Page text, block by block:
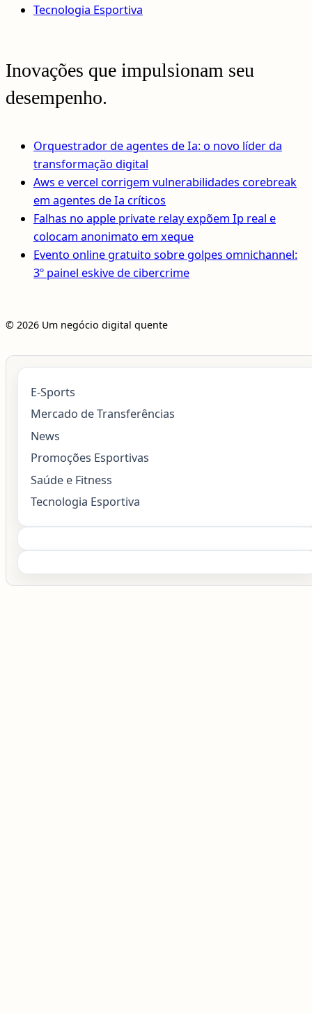
Tecnologia Esportiva
Inovações que impulsionam seu
desempenho.
Orquestrador de agentes de Ia: o novo líder da
transformação digital
Aws e vercel corrigem vulnerabilidades corebreak
em agentes de Ia críticos
Falhas no apple private relay expõem Ip real e
colocam anonimato em xeque
Evento online gratuito sobre golpes omnichannel:
3º painel eskive de cibercrime
© 2026 Um negócio digital quente
E-Sports
Mercado de Transferências
News
Promoções Esportivas
Saúde e Fitness
Tecnologia Esportiva